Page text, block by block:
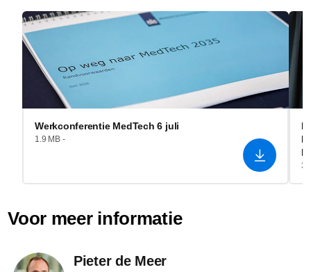
Werkconferentie MedTech 6 juli
1.9 MB -
Voor meer informatie
Pieter de Meer